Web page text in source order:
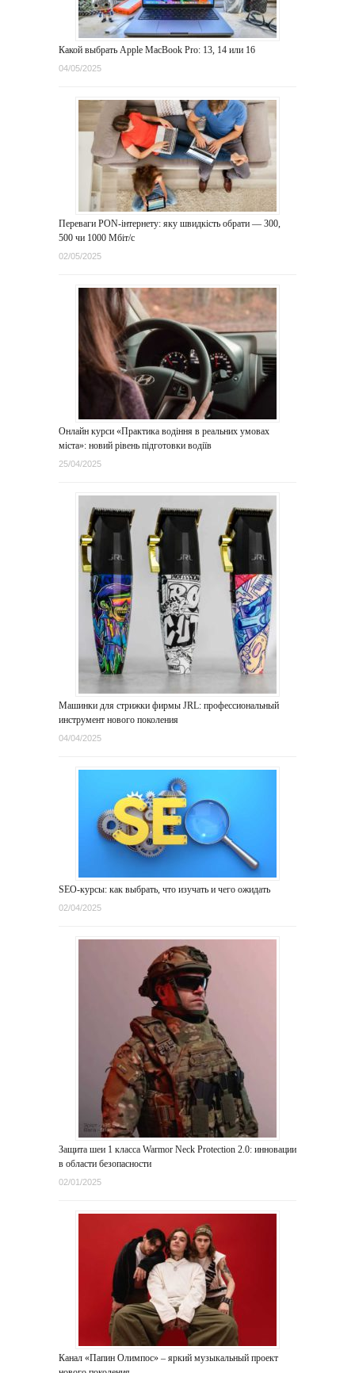
Какой выбрать Apple MacBook Pro: 13, 14 или 16
04/05/2025
Переваги PON-інтернету: яку швидкість обрати — 300,
500 чи 1000 Мбіт/с
02/05/2025
Онлайн курси «Практика водіння в реальних умовах
міста»: новий рівень підготовки водіїв
25/04/2025
Машинки для стрижки фирмы JRL: профессиональный
инструмент нового поколения
04/04/2025
SEO-курсы: как выбрать, что изучать и чего ожидать
02/04/2025
Защита шеи 1 класса Warmor Neck Protection 2.0: инновации
в области безопасности
02/01/2025
Канал «Папин Олимпос» – яркий музыкальный проект